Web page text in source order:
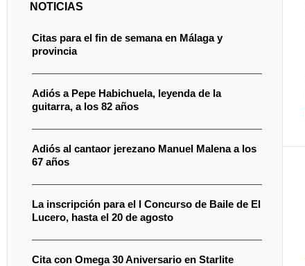
NOTICIAS
Citas para el fin de semana en Málaga y
provincia
Adiós a Pepe Habichuela, leyenda de la
guitarra, a los 82 años
Adiós al cantaor jerezano Manuel Malena a los
67 años
La inscripción para el I Concurso de Baile de El
Lucero, hasta el 20 de agosto
Cita con Omega 30 Aniversario en Starlite